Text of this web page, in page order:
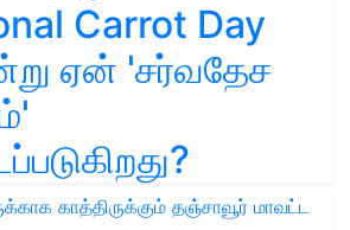
Carrot Day
ஏன் 'சர்வதேச